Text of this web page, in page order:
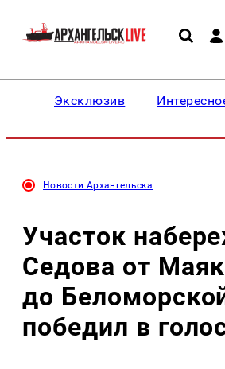
Эксклюзив
Новости Архангельска
Участок
Седова от
до
победил в